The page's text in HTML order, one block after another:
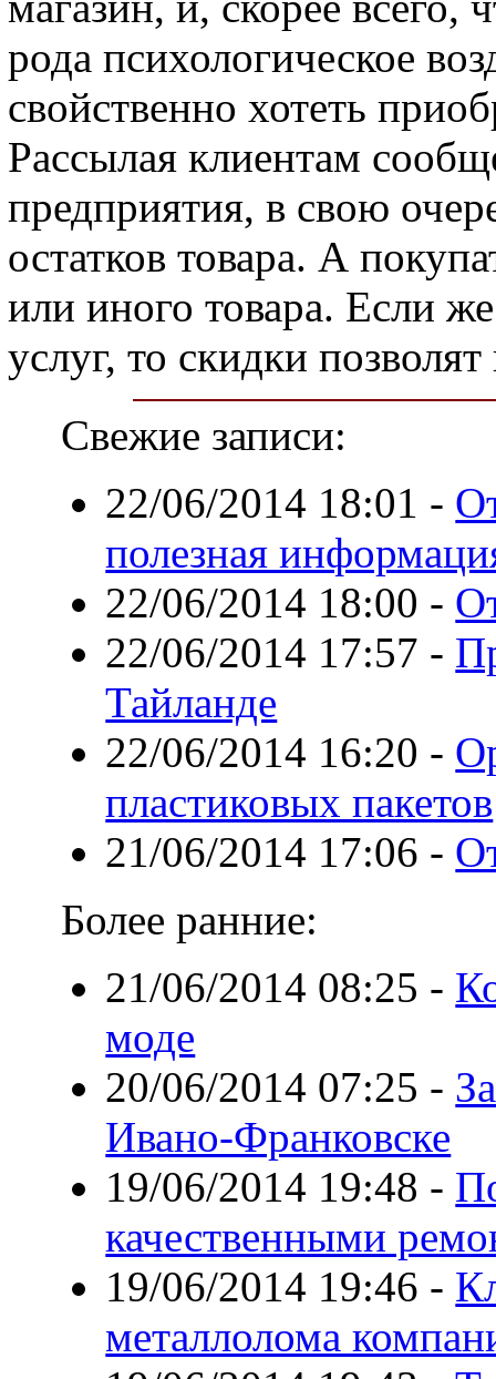
рода психологическое
свойственно хотеть
Рассылая клиентам
предприятия, в свою
остатков товара. А
или иного товара. Если
услуг, то скидки
Свежие записи:
22/06/2014 18:01 -
полезная
22/06/2014 18:00 -
22/06/2014 17:57 -
Тайланде
22/06/2014 16:20 -
пластиковых пакетов
21/06/2014 17:06 -
Более ранние:
21/06/2014 08:25 -
моде
20/06/2014 07:25 -
Ивано-Франковске
19/06/2014 19:48 -
качественными
19/06/2014 19:46 -
металлолома